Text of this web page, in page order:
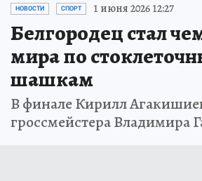
НОВОСТИ СПОРТ 1 июня 2026 12:27
Белгородец стал
мира по
шашкам
В финале Кирилл
гроссмейстера Владимира